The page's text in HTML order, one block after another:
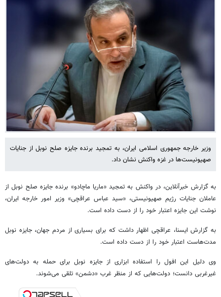
وزیر خارجه جمهوری اسلامی ایران، به تمجید برنده جایزه صلح نوبل از جنایات
صهیونیست‌ها در غزه واکنش نشان داد.
به گزارش خبرآنلاین، در واکنش به تمجید «ماریا ماچادو» برنده جایزه صلح نوبل از
عاملان جنایات رژیم صهیونیستی، «سید عباس عراقچی» وزیر امور خارجه ایران،
نوشت این جایزه اعتبار خود را از دست داده است.
به گزارش ایسنا، عراقچی اظهار داشت که برای بسیاری از مردم جهان، جایزه نوبل
مدت‌هاست اعتبار خود را از دست داده است.
وی دلیل این افول را استفاده ابزاری از جایزه نوبل برای حمله به دولت‌های
غیرغربی دانست؛ دولت‌هایی که از منظر غرب «دشمن» تلقی می‌شوند.